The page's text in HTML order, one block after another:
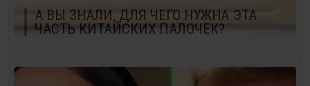
А ВЫ ЗНАЛИ, ДЛЯ ЧЕГО НУЖНА ЭТА
ЧАСТЬ КИТАЙСКИХ ПАЛОЧЕК?